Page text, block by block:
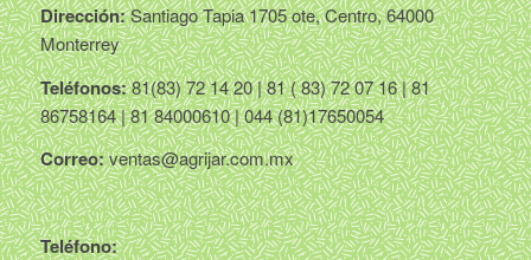
Dirección:Santiago Tapia 1705 ote, Centro, 64000
Monterrey
Teléfonos:81(83) 72 14 20 | 81 ( 83) 72 07 16 | 81
86758164 | 81 84000610 | 044 (81)17650054
Correo: ventas@agrijar.com.mx
Teléfono: